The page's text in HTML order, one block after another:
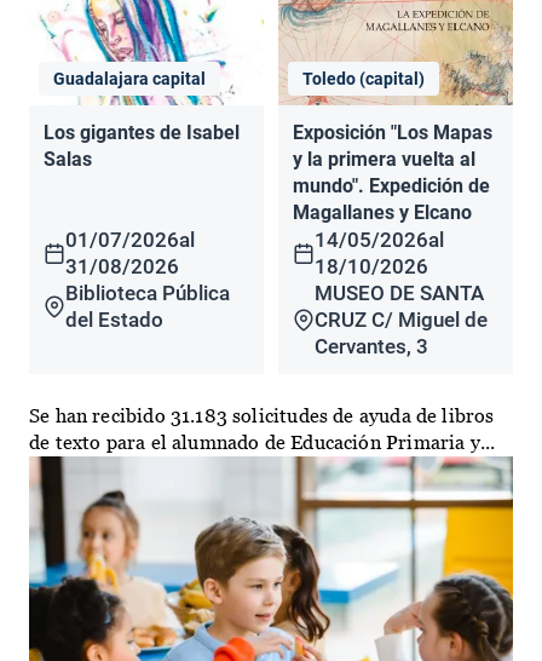
Guadalajara capital
Los gigantes de Isabel
Salas
01/07/2026al
31/08/2026
Biblioteca Pública
del Estado
Toledo (capital)
Exposición "Los Mapas
y la primera vuelta al
mundo". Expedición de
Magallanes y Elcano
14/05/2026al
18/10/2026
MUSEO DE SANTA
CRUZ C/ Miguel de
Cervantes, 3
Se han recibido 31.183 solicitudes de ayuda de libros
de texto para el alumnado de Educación Primaria y...